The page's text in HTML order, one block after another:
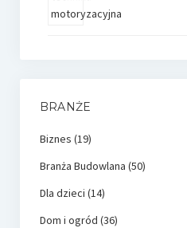
BRANŻE
Biznes (19)
Branża Budowlana (50)
Dla dzieci (14)
Dom i ogród (36)